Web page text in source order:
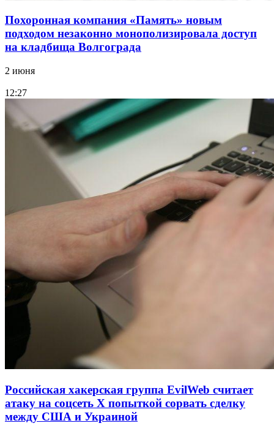
Похоронная компания «Память» новым
подходом незаконно монополизировала доступ
на кладбища Волгограда
2 июня
12:27
Российская хакерская группа EvilWeb считает
атаку на соцсеть Х попыткой сорвать сделку
между США и Украиной